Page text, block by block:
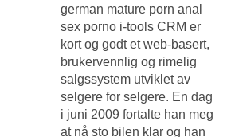
german mature porn anal
sex porno i-tools CRM er
kort og godt et web-basert,
brukervennlig og rimelig
salgssystem utviklet av
selgere for selgere. En dag
i juni 2009 fortalte han meg
at nå sto bilen klar og han